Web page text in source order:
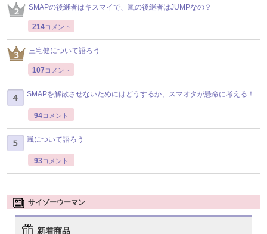
SMAPの後継者はキスマイで、嵐の後継者はJUMPなの？
214コメント
三宅健について語ろう
107 コメント
SMAPを解散させないためにはどうするか、スマオタが懸命に考える！
94コメント
嵐について語ろう
93コメント
サイゾーウーマン
新着商品